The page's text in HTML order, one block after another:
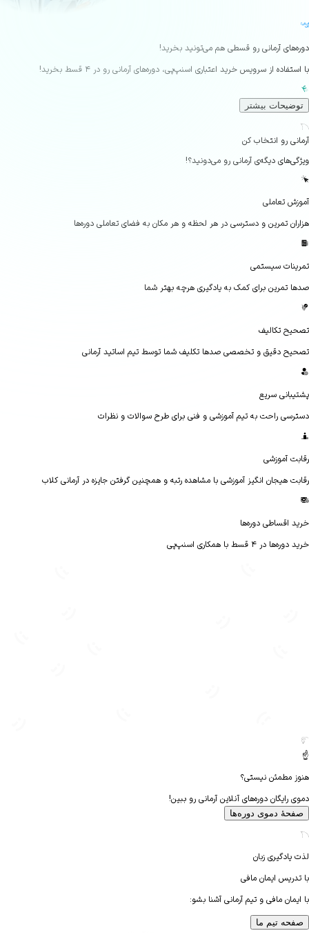
آرمانی رو قسطی هم می‌تونید بخرید!
از سرویس خرید اعتباری اسنپ‌پی، دوره‌های آرمانی رو در ۴ قسط بخرید!
بیشتر
رو انتخاب کن
دیگه‌ی آرمانی رو می‌دونید؟!
تعاملی
تمرین و دسترسی در هر لحظه و هر مکان به فضای تعاملی دوره‌ها
سیستمی
تمرین برای کمک به یادگیری هرچه بهتر شما
تکالیف
دقیق و تخصصی صدها تکلیف شما توسط تیم اساتید آرمانی
سریع
راحت به تیم آموزشی و فنی برای طرح سوالات و نظرات
آموزشی
هیجان انگیز آموزشی با مشاهده رتبه و همچنین گرفتن جایزه در آرمانی کلاب
اقساطی دوره‌ها
در ۴ قسط با همکاری اسنپ‌پی
مطمئن نیستی؟
رایگان دوره‌های آنلاین آرمانی رو ببین!
دموی دوره‌ها
زبان
ایمان مافی
مافی و تیم آرمانی آشنا بشو:
تیم ما